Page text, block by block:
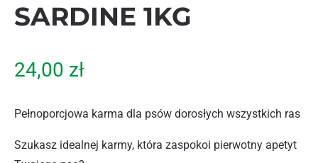
SARDINE 1KG
24,00 zł
Pełnoporcjowa karma dla psów dorosłych wszystkich ras
Szukasz idealnej karmy, która zaspokoi pierwotny apetyt